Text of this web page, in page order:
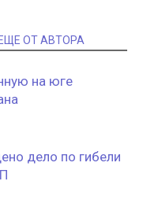
ЕЩЕ ОТ АВТОРА
на юге
дело по гибели